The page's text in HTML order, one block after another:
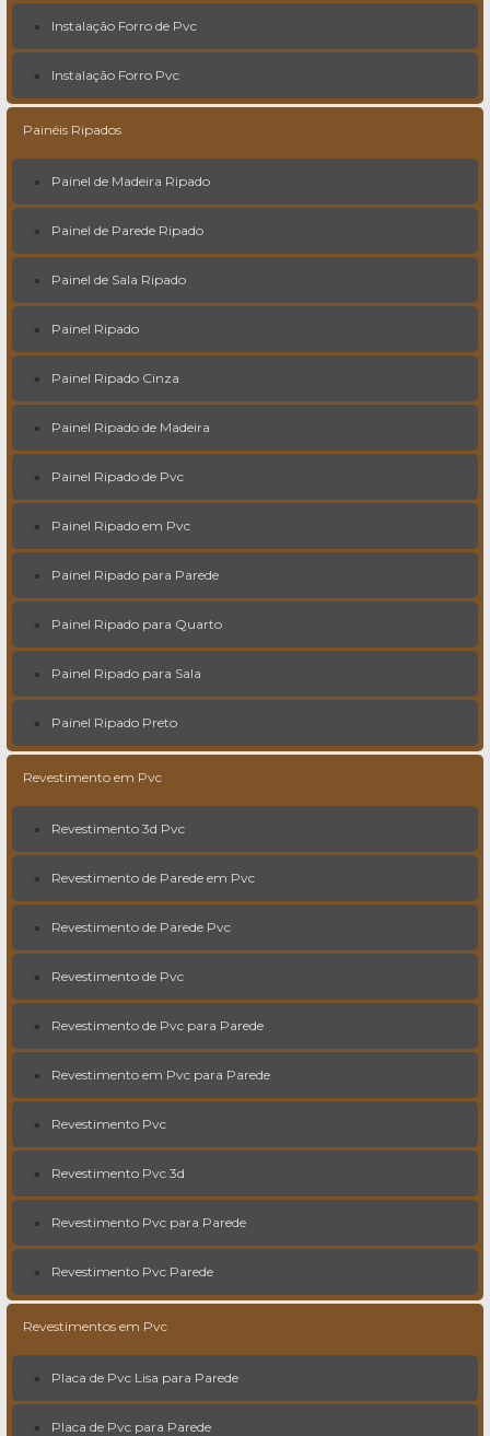
Instalação Forro de Pvc
Instalação Forro Pvc
Painéis Ripados
Painel de Madeira Ripado
Painel de Parede Ripado
Painel de Sala Ripado
Painel Ripado
Painel Ripado Cinza
Painel Ripado de Madeira
Painel Ripado de Pvc
Painel Ripado em Pvc
Painel Ripado para Parede
Painel Ripado para Quarto
Painel Ripado para Sala
Painel Ripado Preto
Revestimento em Pvc
Revestimento 3d Pvc
Revestimento de Parede em Pvc
Revestimento de Parede Pvc
Revestimento de Pvc
Revestimento de Pvc para Parede
Revestimento em Pvc para Parede
Revestimento Pvc
Revestimento Pvc 3d
Revestimento Pvc para Parede
Revestimento Pvc Parede
Revestimentos em Pvc
Placa de Pvc Lisa para Parede
Placa de Pvc para Parede